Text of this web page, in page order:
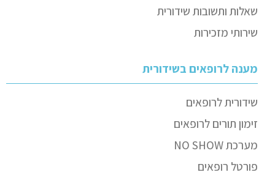
שאלות ותשובות שידורית
שירותי מזכירות
מענה לרופאים בשידורית
שידורית לרופאים
זימון תורים לרופאים
מערכת NO SHOW
פורטל רופאים